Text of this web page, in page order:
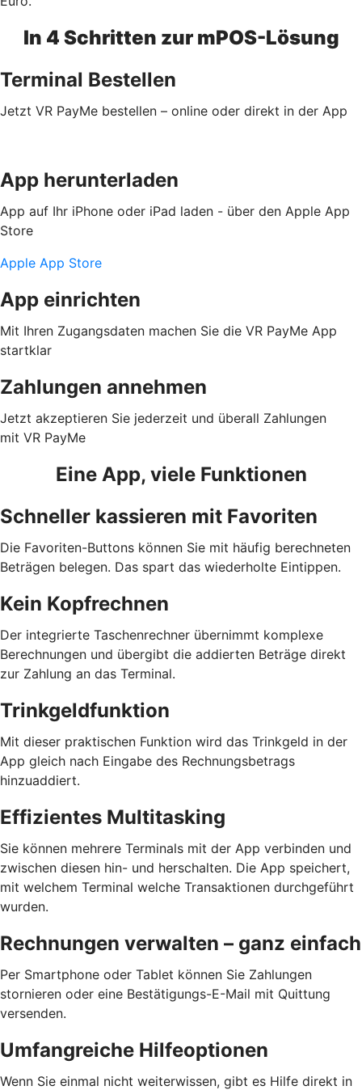
In 4 Schritten zur mPOS-Lösung
Terminal Bestellen
Jetzt VR PayMe bestellen – online oder direkt in der App
App herunterladen
App auf Ihr iPhone oder iPad laden - über den Apple App
Store
Apple App Store
App einrichten
Mit Ihren Zugangsdaten machen Sie die VR PayMe App
startklar
Zahlungen annehmen
Jetzt akzeptieren Sie jederzeit und überall Zahlungen
mit VR PayMe
Eine App, viele Funktionen
Schneller kassieren mit Favoriten
Die Favoriten-Buttons können Sie mit häufig berechneten
Beträgen belegen. Das spart das wiederholte Eintippen.
Kein Kopfrechnen
Der integrierte Taschenrechner übernimmt komplexe
Berechnungen und übergibt die addierten Beträge direkt
zur Zahlung an das Terminal.
Trinkgeldfunktion
Mit dieser praktischen Funktion wird das Trinkgeld in der
App gleich nach Eingabe des Rechnungsbetrags
hinzuaddiert.
Effizientes Multitasking
Sie können mehrere Terminals mit der App verbinden und
zwischen diesen hin- und herschalten. Die App speichert,
mit welchem Terminal welche Transaktionen durchgeführt
wurden.
Rechnungen verwalten – ganz einfach
Per Smartphone oder Tablet können Sie Zahlungen
stornieren oder eine Bestätigungs-E-Mail mit Quittung
versenden.
Umfangreiche Hilfeoptionen
Wenn Sie einmal nicht weiterwissen, gibt es Hilfe direkt in